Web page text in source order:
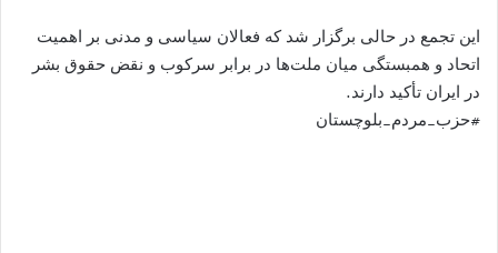
این تجمع در حالی برگزار شد که فعالان سیاسی و مدنی بر اهمیت
اتحاد و همبستگی میان ملت‌ها در برابر سرکوب و نقض حقوق بشر
در ایران تأکید دارند.
#حزب_مردم_بلوچستان